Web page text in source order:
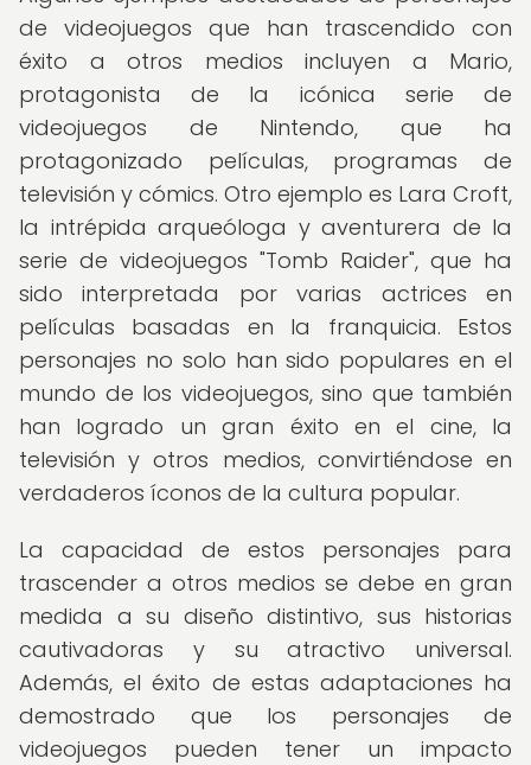
de videojuegos que han trascendido con
éxito a otros medios incluyen a Mario,
protagonista de la icónica serie de
videojuegos de Nintendo, que ha
protagonizado películas, programas de
televisión y cómics. Otro ejemplo es Lara Croft,
la intrépida arqueóloga y aventurera de la
serie de videojuegos "Tomb Raider", que ha
sido interpretada por varias actrices en
películas basadas en la franquicia. Estos
personajes no solo han sido populares en el
mundo de los videojuegos, sino que también
han logrado un gran éxito en el cine, la
televisión y otros medios, convirtiéndose en
verdaderos íconos de la cultura popular.
La capacidad de estos personajes para
trascender a otros medios se debe en gran
medida a su diseño distintivo, sus historias
cautivadoras y su atractivo universal.
Además, el éxito de estas adaptaciones ha
demostrado que los personajes de
videojuegos pueden tener un impacto